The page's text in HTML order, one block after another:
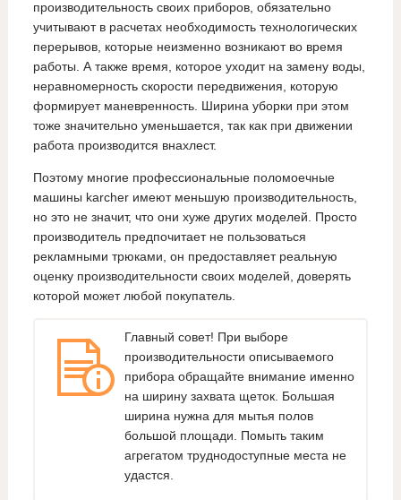
производительность своих приборов, обязательно
учитывают в расчетах необходимость технологических
перерывов, которые неизменно возникают во время
работы. А также время, которое уходит на замену воды,
неравномерность скорости передвижения, которую
формирует маневренность. Ширина уборки при этом
тоже значительно уменьшается, так как при движении
работа производится внахлест.
Поэтому многие профессиональные поломоечные
машины karcher имеют меньшую производительность,
но это не значит, что они хуже других моделей. Просто
производитель предпочитает не пользоваться
рекламными трюками, он предоставляет реальную
оценку производительности своих моделей, доверять
которой может любой покупатель.
Главный совет! При выборе
производительности описываемого
прибора обращайте внимание именно
на ширину захвата щеток. Большая
ширина нужна для мытья полов
большой площади. Помыть таким
агрегатом труднодоступные места не
удастся.